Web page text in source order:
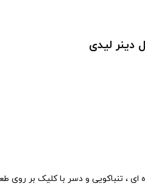
ای ، تنباکویی و دسر با کلیک بر